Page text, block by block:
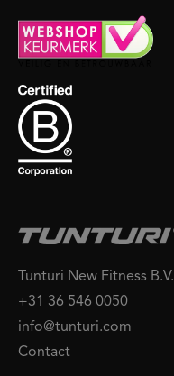
Tunturi New Fitness B.V.
+31 36 546 0050
info@tunturi.com
Contact